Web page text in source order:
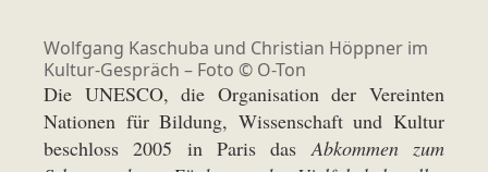
Wolfgang Kaschuba und Christian Höppner im
Kultur-Gespräch – Foto © O-Ton
Die UNESCO, die Organisation der Vereinten
Nationen für Bildung, Wissenschaft und Kultur
beschloss 2005 in Paris dasAbkommen zum